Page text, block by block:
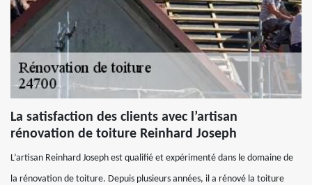
La satisfaction des clients avec l’artisan
rénovation de toiture Reinhard Joseph
L’artisan Reinhard Joseph est qualifié et expérimenté dans le domaine de
la rénovation de toiture. Depuis plusieurs années, il a rénové la toiture